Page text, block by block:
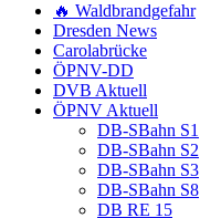
🔥 Waldbrandgefahr
Dresden News
Carolabrücke
ÖPNV-DD
DVB Aktuell
ÖPNV Aktuell
DB-SBahn S1
DB-SBahn S2
DB-SBahn S3
DB-SBahn S8
DB RE 15